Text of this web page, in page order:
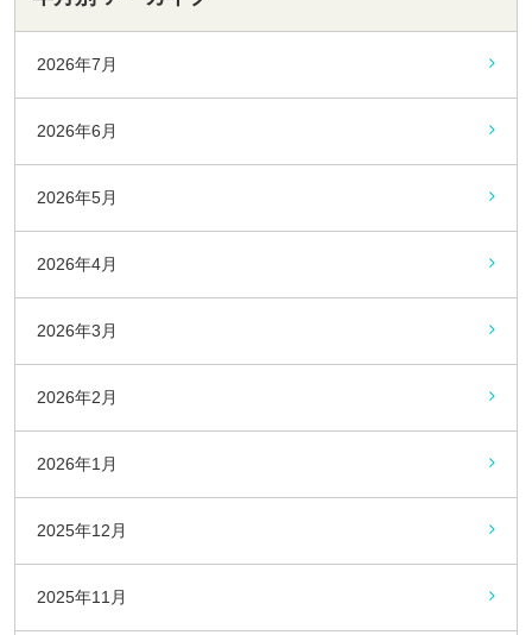
2026年7月
2026年6月
2026年5月
2026年4月
2026年3月
2026年2月
2026年1月
2025年12月
2025年11月